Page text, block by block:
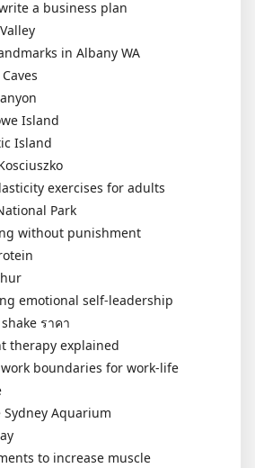
a business plan
in Albany WA
Island
Island
exercises for adults
Park
without punishment
emotional self-leadership
ราคา
therapy explained
boundaries for work-life
Sydney Aquarium
to increase muscle